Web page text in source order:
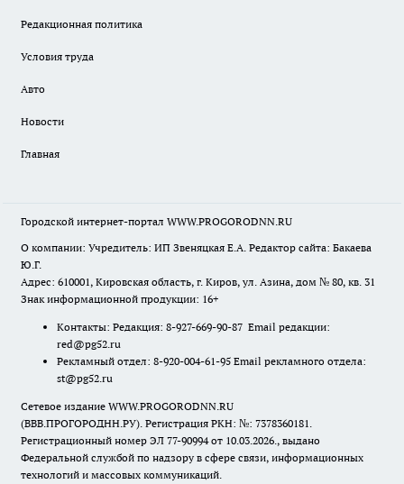
Редакционная политика
Условия труда
Авто
Новости
Главная
Городской интернет-портал WWW.PROGORODNN.RU
О компании: Учредитель: ИП Звеняцкая Е.А. Редактор сайта: Бакаева
Ю.Г.
Адрес: 610001, Кировская область, г. Киров, ул. Азина, дом № 80, кв. 31
Знак информационной продукции: 16+
Контакты: Редакция: 8-927-669-90-87 Email редакции:
red@pg52.ru
Рекламный отдел: 8-920-004-61-95 Email рекламного отдела:
st@pg52.ru
Сетевое издание WWW.PROGORODNN.RU
(ВВВ.ПРОГОРОДНН.РУ). Регистрация РКН: №: 7378360181.
Регистрационный номер ЭЛ 77-90994 от 10.03.2026., выдано
Федеральной службой по надзору в сфере связи, информационных
технологий и массовых коммуникаций.